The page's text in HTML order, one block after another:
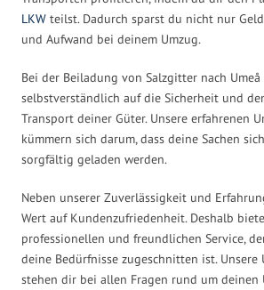
LKW teilst. Dadurch sparst du nicht nur
und Aufwand bei deinem Umzug.
Bei der Beiladung von Salzgitter nach
selbstverständlich auf die Sicherheit und
Transport deiner Güter. Unsere erfahrenen
kümmern sich darum, dass deine Sachen
sorgfältig geladen werden.
Neben unserer Zuverlässigkeit und
Wert auf Kundenzufriedenheit. Deshalb
professionellen und freundlichen Service,
deine Bedürfnisse zugeschnitten ist. Unsere
stehen dir bei allen Fragen rund um deinen